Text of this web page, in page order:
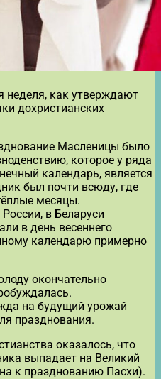
неделя, как утверждают
дохристианских
Масленицы было
которое у ряда
календарь, является
был почти всюду, где
месяцы.
в Беларуси
в день весеннего
календарю примерно
окончательно
на будущий урожай
празднования.
оказалось, что
выпадает на Великий
к празднованию Пасхи).